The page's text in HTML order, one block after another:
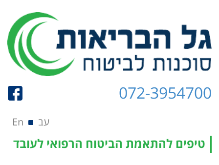
072-3954700
עב En
טיפים להתאמת הביטוח הרפואי לעובד